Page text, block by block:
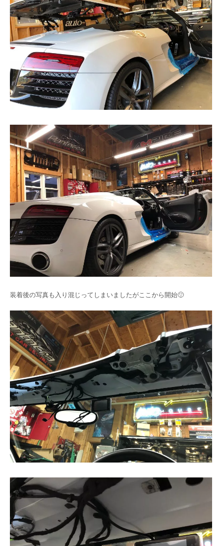
装着後の写真も入り混じってしまいましたがここから開始🙂